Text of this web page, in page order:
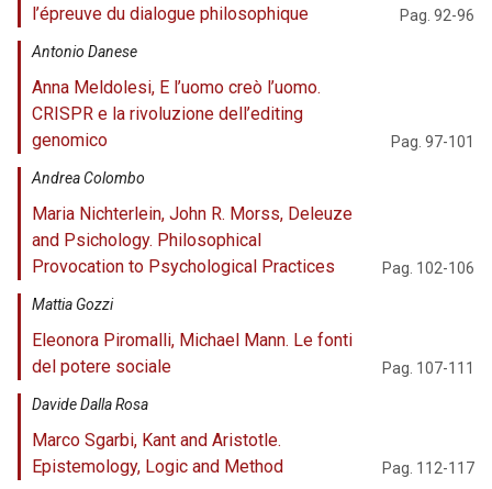
l’épreuve du dialogue philosophique
Pag. 92-96
Antonio Danese
Anna Meldolesi, E l’uomo creò l’uomo.
CRISPR e la rivoluzione dell’editing
genomico
Pag. 97-101
Andrea Colombo
Maria Nichterlein, John R. Morss, Deleuze
and Psichology. Philosophical
Provocation to Psychological Practices
Pag. 102-106
Mattia Gozzi
Eleonora Piromalli, Michael Mann. Le fonti
del potere sociale
Pag. 107-111
Davide Dalla Rosa
Marco Sgarbi, Kant and Aristotle.
Epistemology, Logic and Method
Pag. 112-117